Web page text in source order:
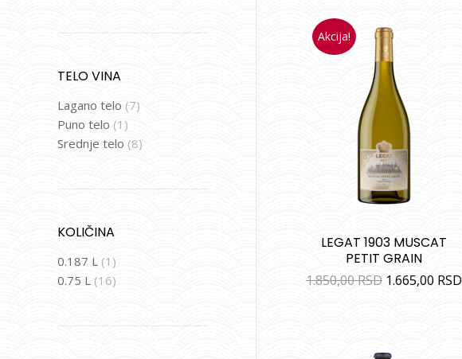
Akcija!
LEGAT 1903 MUSCAT
PETIT GRAIN
1.850,00RSD 1.665,00 RSD
TELO VINA
Lagano telo (7)
Puno telo (1)
Srednje telo (8)
KOLIČINA
0.187 L (1)
0.75 L (16)